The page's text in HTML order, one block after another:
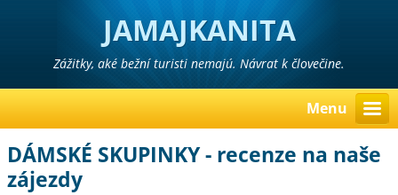
JAMAJKANITA
Zážitky, aké bežní turisti nemajú. Návrat k človečine.
Menu
DÁMSKÉ SKUPINKY - recenze na naše
zájezdy